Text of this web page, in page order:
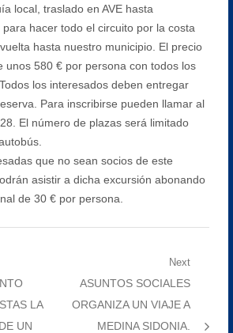
local, traslado en AVE hasta
hacer todo el circuito por la costa
hasta nuestro municipio. El precio
unos 580 € por persona con todos los
los interesados deben entregar
Para inscribirse pueden llamar al
El número de plazas será limitado
que no sean socios de este
asistir a dicha excursión abonando
de 30 € por persona.
LA
UN
Next
Next
post:
ASUNTOS SOCIALES
ORGANIZA UN VIAJE A
MEDINA SIDONIA.